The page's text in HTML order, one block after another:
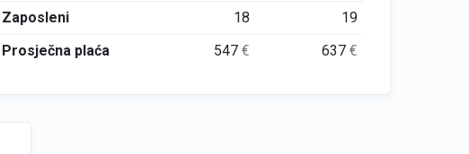
Zaposleni
18
19
Prosječna plaća
547€ 637€